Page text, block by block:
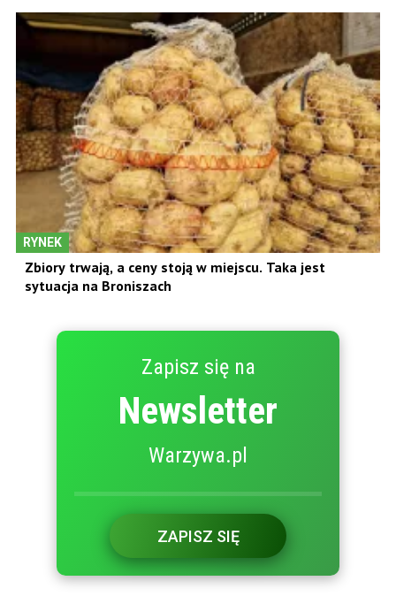
RYNEK
Zbiory trwają, a ceny stoją w miejscu. Taka jest
sytuacja na Broniszach
Zapisz się na
Newsletter
Warzywa.pl
ZAPISZ SIĘ